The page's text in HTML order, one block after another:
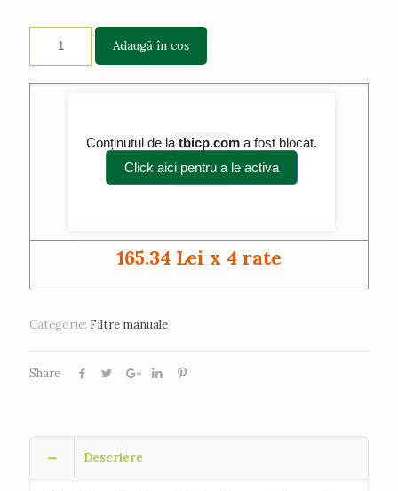
Adaugă în coș
165.34 Lei x 4 rate
Categorie: Filtre manuale
Share
Descriere